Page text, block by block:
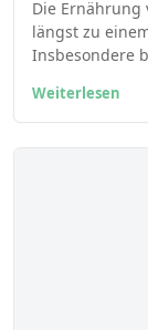
Die
längst zu
Insbesondere
Weiterlesen